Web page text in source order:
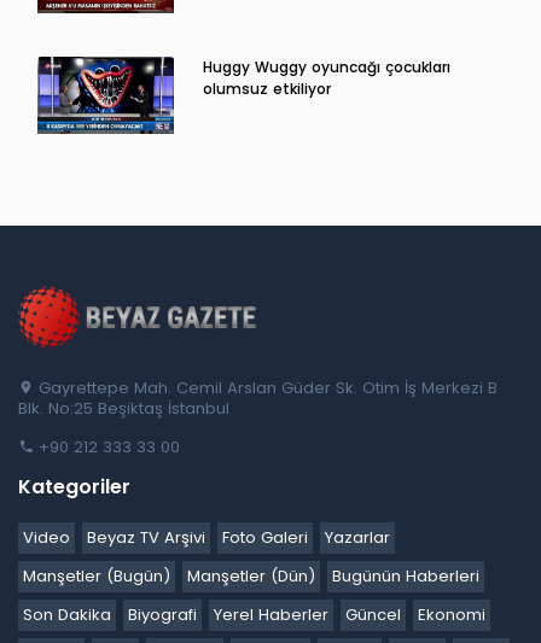
Huggy Wuggy oyuncağı çocukları
olumsuz etkiliyor
Gayrettepe Mah. Cemil Arslan Güder Sk. Otim İş Merkezi B
Blk. No:25 Beşiktaş İstanbul
+90 212 333 33 00
Kategoriler
Video Beyaz TV Arşivi Foto Galeri
Yazarlar
Manşetler (Bugün)
Manşetler (Dün)
Bugünün Haberleri
Son Dakika
Biyografi Yerel Haberler Güncel
Ekonomi